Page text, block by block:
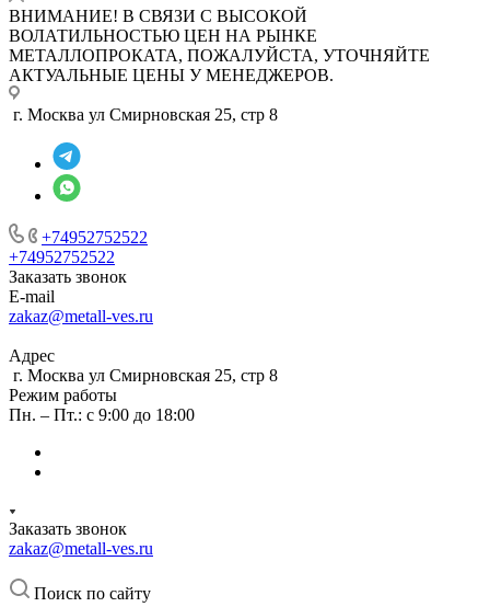
ВНИМАНИЕ! В СВЯЗИ С ВЫСОКОЙ
ВОЛАТИЛЬНОСТЬЮ ЦЕН НА РЫНКЕ
МЕТАЛЛОПРОКАТА, ПОЖАЛУЙСТА, УТОЧНЯЙТЕ
АКТУАЛЬНЫЕ ЦЕНЫ У МЕНЕДЖЕРОВ.
г. Москва ул Смирновская 25, стр 8
+74952752522
+74952752522
Заказать звонок
E-mail
zakaz@metall-ves.ru
Адрес
г. Москва ул Смирновская 25, стр 8
Режим работы
Пн. – Пт.: с 9:00 до 18:00
Заказать звонок
zakaz@metall-ves.ru
Поиск по сайту